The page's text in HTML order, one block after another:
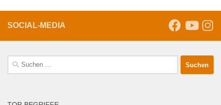
SOCIAL-MEDIA
Suche
nach: